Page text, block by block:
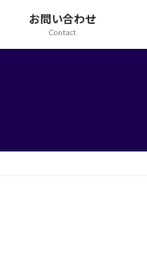
お問い合わせ
Contact